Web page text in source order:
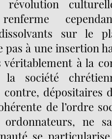
renferme
sur le
pas à une insertion
véritablement à la
la société
dépositaires
de l’ordre
ne
se